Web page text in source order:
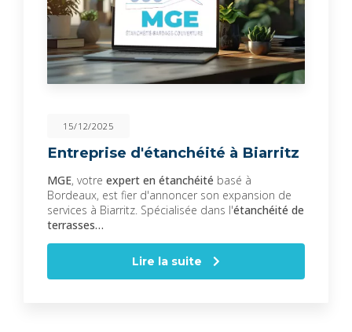
15/12/2025
Entreprise d'étanchéité à Biarritz
MGE, votre expert en étanchéité basé à
Bordeaux, est fier d'annoncer son expansion de
services à Biarritz. Spécialisée dans l'étanchéité de
terrasses…
Lire la suite